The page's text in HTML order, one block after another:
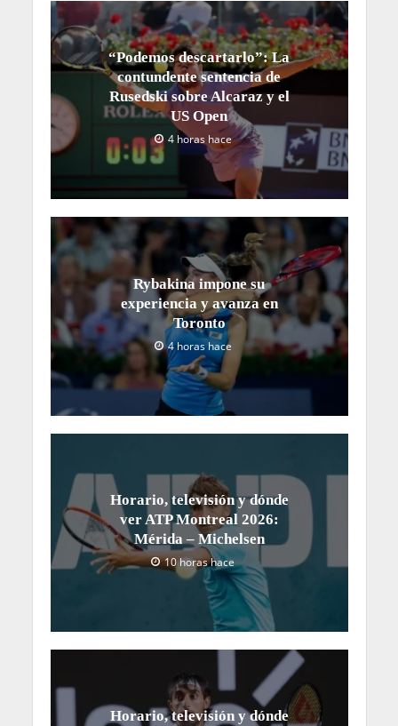
“Podemos descartarlo”: La
contundente sentencia de
Rusedski sobre Alcaraz y el
US Open
4 horas hace
Rybakina impone su
experiencia y avanza en
Toronto
4 horas hace
Horario, televisión y dónde
ver ATP Montreal 2026:
Mérida – Michelsen
10 horas hace
Horario, televisión y dónde